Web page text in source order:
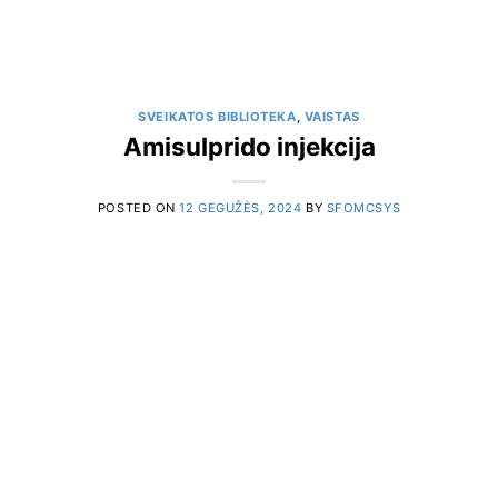
SVEIKATOS BIBLIOTEKA, VAISTAS
Amisulprido injekcija
POSTED ON12 GEGUŽĖS, 2024 BY SFOMCSYS